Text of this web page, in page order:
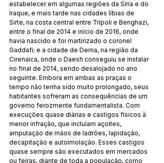
estabelecer em algumas regiões da Síria e do
Iraque, e mais tarde nas cidades líbias de
Sirte, na costa central entre Trípoli e Benghazi,
entre o final de 2014 e início de 2016, onde
havia nascido e foi martirizado o coronel
Gaddafi; e a cidade de Derna, na região da
Cirenaica, onde o Daesh conseguiu se instalar
no final de 2014, sendo desalojado no ano
seguinte. Embora em ambas as praças o
tempo não tenha sido muito prolongado, seus
habitantes sofreram as consequências de um
governo ferozmente fundamentalista. Com
execuções quase diárias e castigos físicos à
menor infração, que incluíam açoites,
amputação de mãos de ladrões, lapidação,
decapitação e autoimolação. Esses castigos
quase sempre são executados em mercados
ou feiras, diante de toda a população, como